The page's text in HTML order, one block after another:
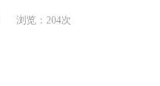
浏览： 204次